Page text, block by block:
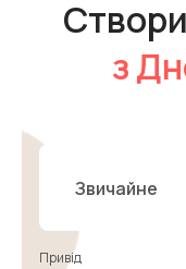
з
Звичайне
Привід